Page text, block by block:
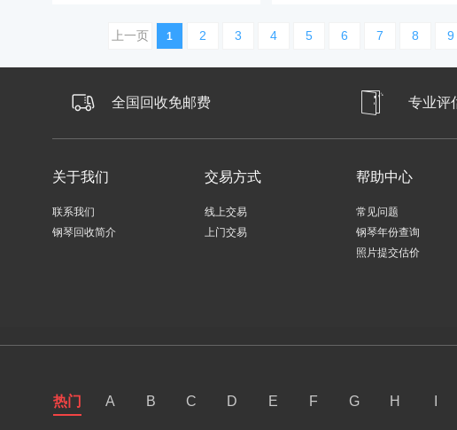
上一页 1 2 3 4 5 6 7 8 9
全国回收免邮费 专业评
关于我们
联系我们
钢琴回收简介
交易方式
线上交易
上门交易
帮助中心
常见问题
钢琴年份查询
照片提交估价
热门 A B C D E F G H